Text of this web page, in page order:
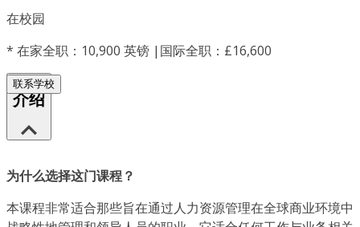
在校园
* 在家全职：10,900 英镑 |国际全职：£16,600
联系学校
介绍
为什么选择这门课程？
本课程非常适合那些旨在通过人力资源管理在全球商业环境中